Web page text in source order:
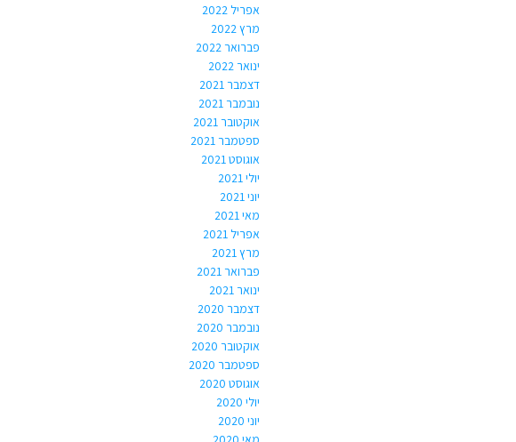
אפריל 2022
מרץ 2022
פברואר 2022
ינואר 2022
דצמבר 2021
נובמבר 2021
אוקטובר 2021
ספטמבר 2021
אוגוסט 2021
יולי 2021
יוני 2021
מאי 2021
אפריל 2021
מרץ 2021
פברואר 2021
ינואר 2021
דצמבר 2020
נובמבר 2020
אוקטובר 2020
ספטמבר 2020
אוגוסט 2020
יולי 2020
יוני 2020